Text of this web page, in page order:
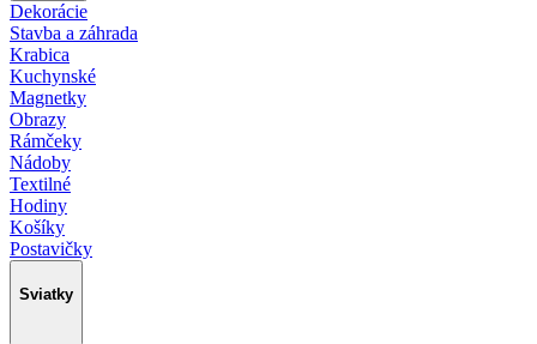
Dekorácie
Stavba a záhrada
Krabica
Kuchynské
Magnetky
Obrazy
Rámčeky
Nádoby
Textilné
Hodiny
Košíky
Postavičky
Sviatky